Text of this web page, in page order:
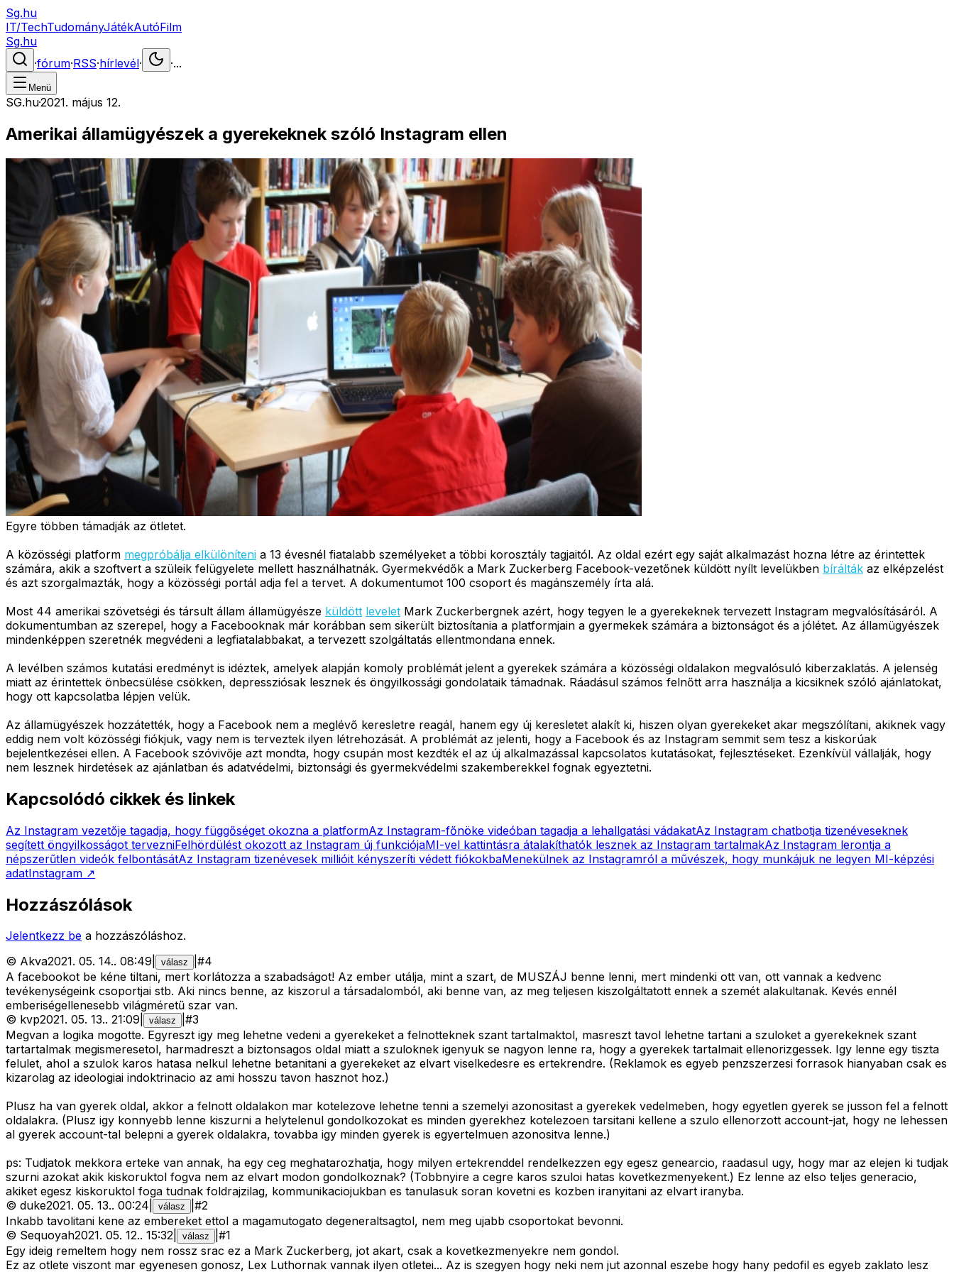
Sg.hu
IT/TechTudományJátékAutóFilm
Sg.hu
·fórum·RSS·hírlevél· ·...
Menü
SG.hu·2021. május 12.
Amerikai államügyészek a gyerekeknek szóló Instagram ellen
Egyre többen támadják az ötletet.
A közösségi platform megpróbálja elkülöníteni a 13 évesnél fiatalabb személyeket a többi korosztály tagjaitól. Az oldal ezért egy saját alkalmazást hozna létre az érintettek
számára, akik a szoftvert a szüleik felügyelete mellett használhatnák. Gyermekvédők a Mark Zuckerberg Facebook-vezetőnek küldött nyílt levelükben bírálták az elképzelést
és azt szorgalmazták, hogy a közösségi portál adja fel a tervet. A dokumentumot 100 csoport és magánszemély írta alá.
Most 44 amerikai szövetségi és társult állam államügyésze küldött levelet Mark Zuckerbergnek azért, hogy tegyen le a gyerekeknek tervezett Instagram megvalósításáról. A
dokumentumban az szerepel, hogy a Facebooknak már korábban sem sikerült biztosítania a platformjain a gyermekek számára a biztonságot és a jólétet. Az államügyészek
mindenképpen szeretnék megvédeni a legfiatalabbakat, a tervezett szolgáltatás ellentmondana ennek.
A levélben számos kutatási eredményt is idéztek, amelyek alapján komoly problémát jelent a gyerekek számára a közösségi oldalakon megvalósuló kiberzaklatás. A jelenség
miatt az érintettek önbecsülése csökken, depressziósak lesznek és öngyilkossági gondolataik támadnak. Ráadásul számos felnőtt arra használja a kicsiknek szóló ajánlatokat,
hogy ott kapcsolatba lépjen velük.
Az államügyészek hozzátették, hogy a Facebook nem a meglévő keresletre reagál, hanem egy új keresletet alakít ki, hiszen olyan gyerekeket akar megszólítani, akiknek vagy
eddig nem volt közösségi fiókjuk, vagy nem is terveztek ilyen létrehozását. A problémát az jelenti, hogy a Facebook és az Instagram semmit sem tesz a kiskorúak
bejelentkezései ellen. A Facebook szóvivője azt mondta, hogy csupán most kezdték el az új alkalmazással kapcsolatos kutatásokat, fejlesztéseket. Ezenkívül vállalják, hogy
nem lesznek hirdetések az ajánlatban és adatvédelmi, biztonsági és gyermekvédelmi szakemberekkel fognak egyeztetni.
Kapcsolódó cikkek és linkek
Az Instagram vezetője tagadja, hogy függőséget okozna a platformAz Instagram-főnöke videóban tagadja a lehallgatási vádakatAz Instagram chatbotja tizenéveseknek
segített öngyilkosságot tervezniFelhördülést okozott az Instagram új funkciójaMI-vel kattintásra átalakíthatók lesznek az Instagram tartalmakAz Instagram lerontja a
népszerűtlen videók felbontásátAz Instagram tizenévesek millióit kényszeríti védett fiókokbaMenekülnek az Instagramról a művészek, hogy munkájuk ne legyen MI-képzési
adatInstagram ↗
Hozzászólások
Jelentkezz be a hozzászóláshoz.
© Akva2021. 05. 14.. 08:49 válasz #4
A facebookot be kéne tiltani, mert korlátozza a szabadságot! Az ember utálja, mint a szart, de MUSZÁJ benne lenni, mert mindenki ott van, ott vannak a kedvenc
tevékenységeink csoportjai stb. Aki nincs benne, az kiszorul a társadalomból, aki benne van, az meg teljesen kiszolgáltatott ennek a szemét alakultanak. Kevés ennél
emberiségellenesebb világméretű szar van.
© kvp2021. 05. 13.. 21:09 válasz #3
Megvan a logika mogotte. Egyreszt igy meg lehetne vedeni a gyerekeket a felnotteknek szant tartalmaktol, masreszt tavol lehetne tartani a szuloket a gyerekeknek szant
tartartalmak megismeresetol, harmadreszt a biztonsagos oldal miatt a szuloknek igenyuk se nagyon lenne ra, hogy a gyerekek tartalmait ellenorizgessek. Igy lenne egy tiszta
felulet, ahol a szulok karos hatasa nelkul lehetne betanitani a gyerekeket az elvart viselkedesre es ertekrendre. (Reklamok es egyeb penzszerzesi forrasok hianyaban csak es
kizarolag az ideologiai indoktrinacio az ami hosszu tavon hasznot hoz.)
Plusz ha van gyerek oldal, akkor a felnott oldalakon mar kotelezove lehetne tenni a szemelyi azonositast a gyerekek vedelmeben, hogy egyetlen gyerek se jusson fel a felnott
oldalakra. (Plusz igy konnyebb lenne kiszurni a helytelenul gondolkozokat es minden gyerekhez kotelezoen tarsitani kellene a szulo ellenorzott account-jat, hogy ne lehessen
al gyerek account-tal belepni a gyerek oldalakra, tovabba igy minden gyerek is egyertelmuen azonositva lenne.)
ps: Tudjatok mekkora erteke van annak, ha egy ceg meghatarozhatja, hogy milyen ertekrenddel rendelkezzen egy egesz genearcio, raadasul ugy, hogy mar az elejen ki tudjak
szurni azokat akik kiskoruktol fogva nem az elvart modon gondolkoznak? (Tobbnyire a cegre karos szuloi hatas kovetkezmenyekent.) Ez lenne az elso teljes generacio,
akiket egesz kiskoruktol foga tudnak foldrajzilag, kommunikaciojukban es tanulasuk soran kovetni es kozben iranyitani az elvart iranyba.
© duke2021. 05. 13.. 00:24 válasz #2
Inkabb tavolitani kene az embereket ettol a magamutogato degeneraltsagtol, nem meg ujabb csoportokat bevonni.
© Sequoyah2021. 05. 12.. 15:32 válasz #1
Egy ideig remeltem hogy nem rossz srac ez a Mark Zuckerberg, jot akart, csak a kovetkezmenyekre nem gondol.
Ez az otlete viszont mar egyenesen gonosz, Lex Luthornak vannak ilyen otletei... Az is szegyen hogy neki nem jut azonnal eszebe hogy hany pedofil es egyeb zaklato lesz